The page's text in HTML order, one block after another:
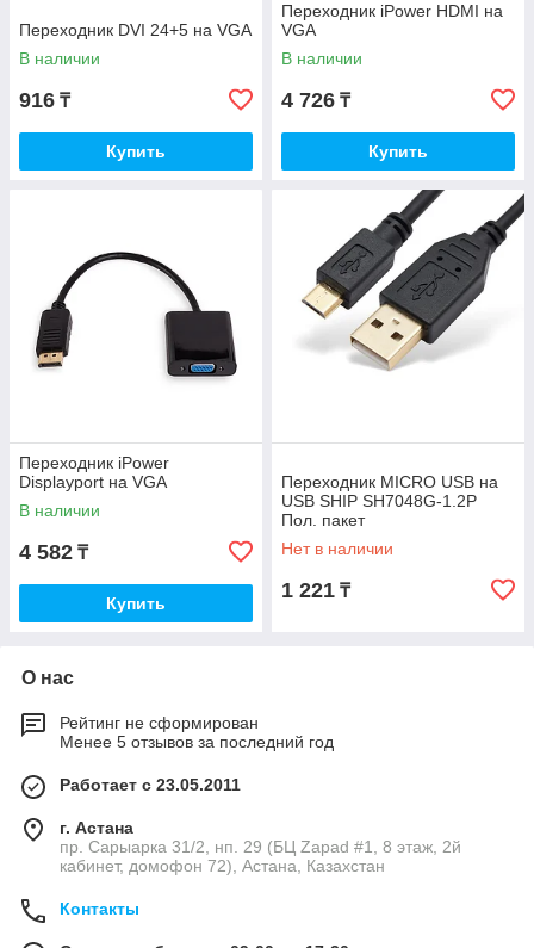
Переходник DVI 24+5 на VGA
В наличии
916 ₸
Купить
Переходник iPower HDMI на
VGA
В наличии
4 726 ₸
Купить
Переходник iPower
Displayport на VGA
В наличии
4 582 ₸
Купить
Переходник MICRO USB на
USB SHIP SH7048G-1.2P
Пол. пакет
Нет в наличии
1 221 ₸
О нас
Рейтинг не сформирован
Менее 5 отзывов за последний год
Работает с 23.05.2011
г. Астана
пр. Сарыарка 31/2, нп. 29 (БЦ Zapad #1, 8 этаж, 2й
кабинет, домофон 72), Астана, Казахстан
Контакты